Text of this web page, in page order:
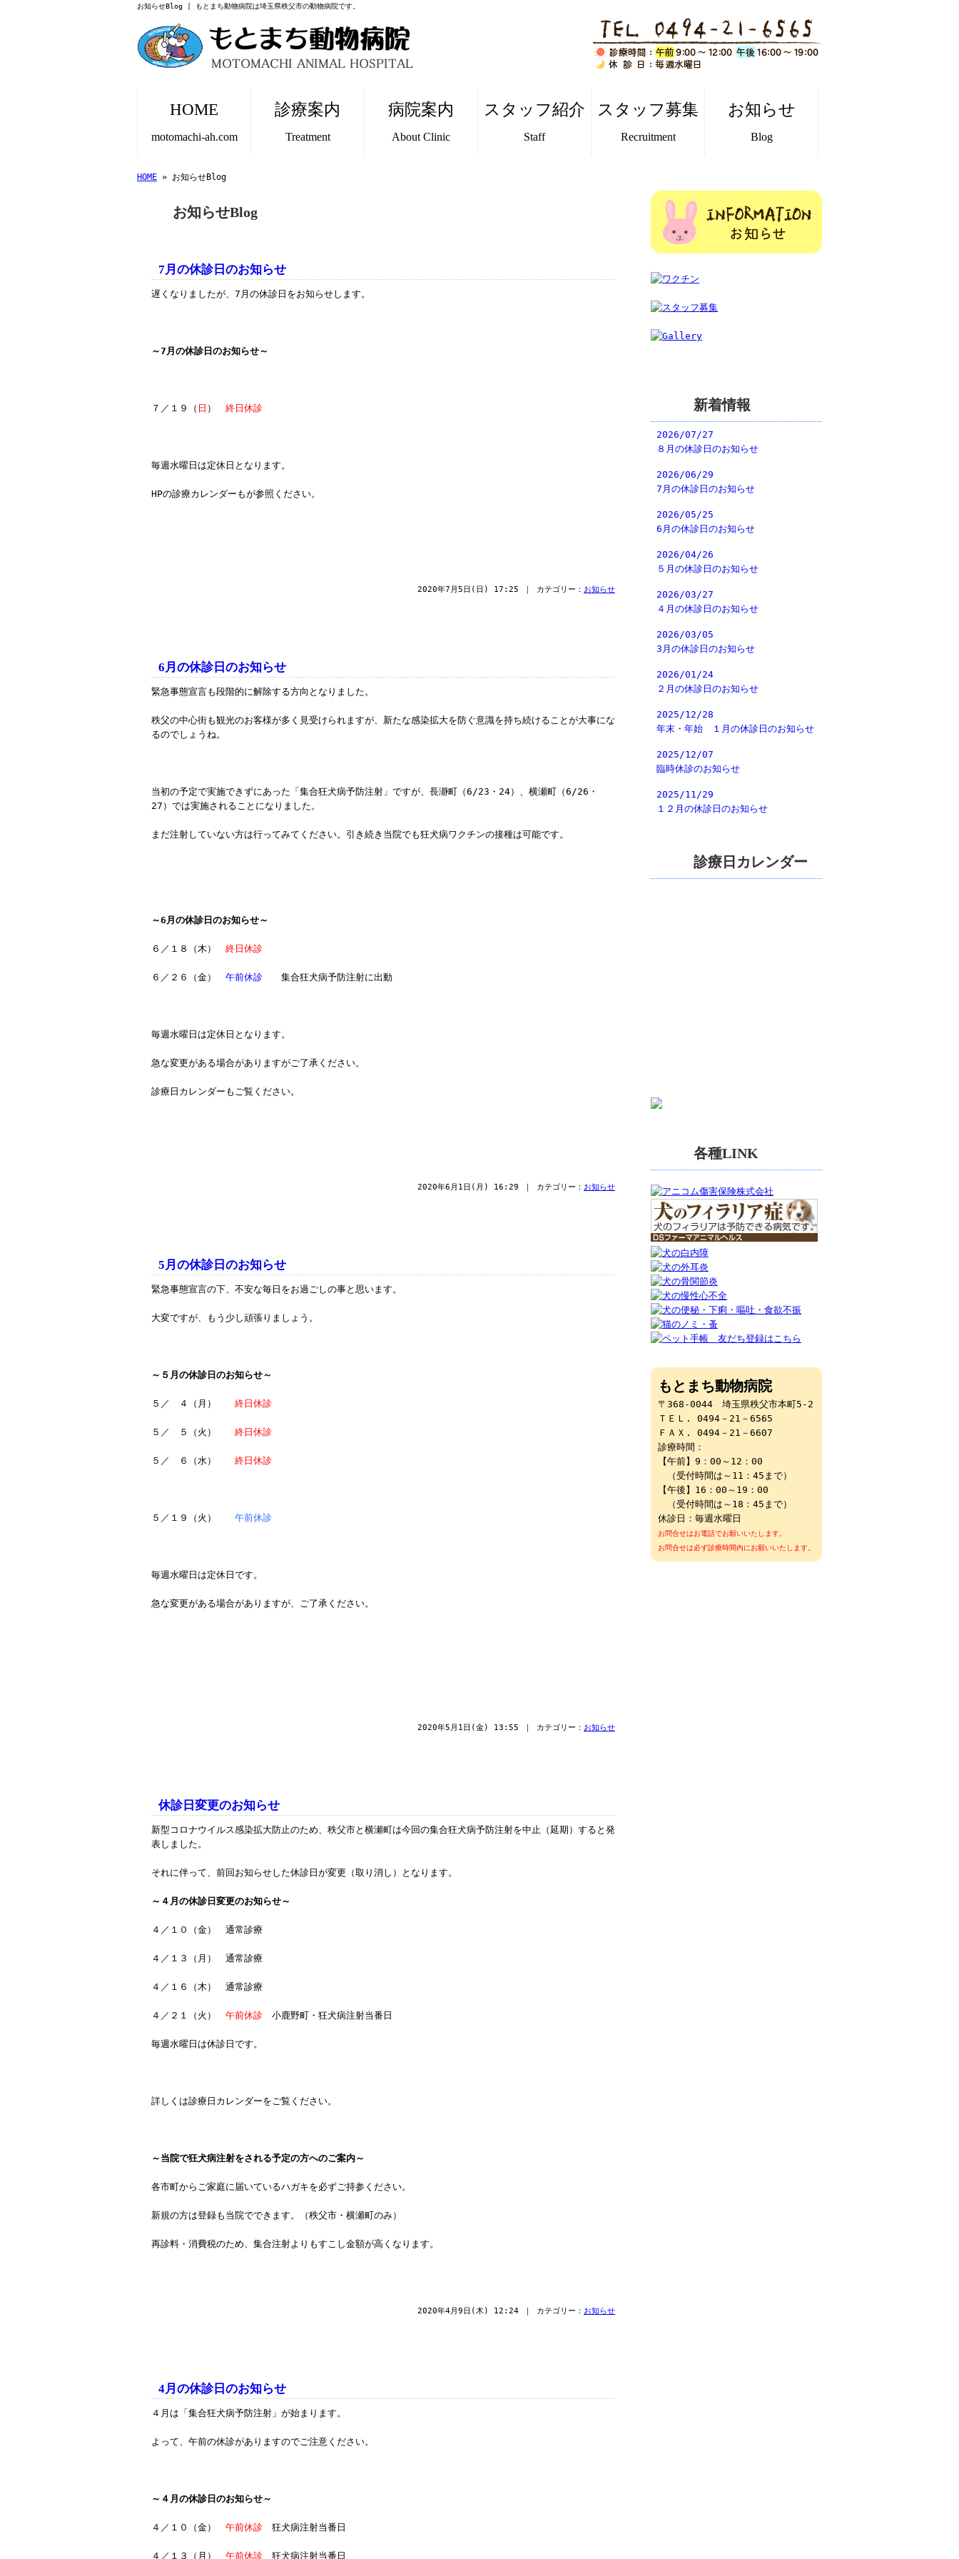
お知らせBlog | もとまち動物病院は埼玉県秩父市の動物病院です。
HOME
motomachi-ah.com
診療案内
Treatment
病院案内
About Clinic
スタッフ紹介
Staff
スタッフ募集
Recruitment
お知らせ
Blog
HOME » お知らせBlog
お知らせBlog
7月の休診日のお知らせ
遅くなりましたが、7月の休診日をお知らせします。
～7月の休診日のお知らせ～
７／１９（ 日 ） 終日休診
毎週水曜日は定休日となります。
HPの診療カレンダーもが参照ください。
2020年7月5日(日) 17:25 ｜ カテゴリー： お知らせ
6月の休診日のお知らせ
緊急事態宣言も段階的に解除する方向となりました。
秩父の中心街も観光のお客様が多く見受けられますが、新たな感染拡大を防ぐ意識を持ち続けることが大事にな
るのでしょうね。
当初の予定で実施できずにあった「集合狂犬病予防注射」ですが、長瀞町（6/23・24）、横瀬町（6/26・
27）では実施されることになりました。
まだ注射していない方は行ってみてください。引き続き当院でも狂犬病ワクチンの接種は可能です。
～6月の休診日のお知らせ～
６／１８（木） 終日休診
６／２６（金） 午前休診 集合狂犬病予防注射に出動
毎週水曜日は定休日となります。
急な変更がある場合がありますがご了承ください。
診療日カレンダーもご覧ください。
2020年6月1日(月) 16:29 ｜ カテゴリー： お知らせ
5月の休診日のお知らせ
緊急事態宣言の下、不安な毎日をお過ごしの事と思います。
大変ですが、もう少し頑張りましょう。
～５月の休診日のお知らせ～
５／ ４（月） 終日休診
５／ ５（火） 終日休診
５／ ６（水） 終日休診
５／１９（火） 午前休診
毎週水曜日は定休日です。
急な変更がある場合がありますが、ご了承ください。
2020年5月1日(金) 13:55 ｜ カテゴリー： お知らせ
休診日変更のお知らせ
新型コロナウイルス感染拡大防止のため、秩父市と横瀬町は今回の集合狂犬病予防注射を中止（延期）すると発
表しました。
それに伴って、前回お知らせした休診日が変更（取り消し）となります。
～４月の休診日変更のお知らせ～
４／１０（金） 通常診療
４／１３（月） 通常診療
４／１６（木） 通常診療
４／２１（火） 午前休診 小鹿野町・狂犬病注射当番日
毎週水曜日は休診日です。
詳しくは診療日カレンダーをご覧ください。
～当院で狂犬病注射をされる予定の方へのご案内～
各市町からご家庭に届いているハガキを必ずご持参ください。
新規の方は登録も当院でできます。（秩父市・横瀬町のみ）
再診料・消費税のため、集合注射よりもすこし金額が高くなります。
2020年4月9日(木) 12:24 ｜ カテゴリー： お知らせ
4月の休診日のお知らせ
４月は「集合狂犬病予防注射」が始まります。
よって、午前の休診がありますのでご注意ください。
～４月の休診日のお知らせ～
４／１０（金） 午前休診 狂犬病注射当番日
４／１３（月） 午前休診 狂犬病注射当番日
新着情報
2026/07/27
８月の休診日のお知らせ
2026/06/29
7月の休診日のお知らせ
2026/05/25
6月の休診日のお知らせ
2026/04/26
５月の休診日のお知らせ
2026/03/27
４月の休診日のお知らせ
2026/03/05
3月の休診日のお知らせ
2026/01/24
２月の休診日のお知らせ
2025/12/28
年末・年始 １月の休診日のお知らせ
2025/12/07
臨時休診のお知らせ
2025/11/29
１２月の休診日のお知らせ
診療日カレンダー
各種LINK
もとまち動物病院
〒368-0044 埼玉県秩父市本町5-2
ＴＥＬ. 0494－21－6565
ＦＡＸ. 0494－21－6607
診療時間：
【午前】9：00～12：00
（受付時間は～11：45まで）
【午後】16：00～19：00
（受付時間は～18：45まで）
休診日：毎週水曜日
お問合せはお電話でお願いいたします。
お問合せは必ず診療時間内にお願いいたします。